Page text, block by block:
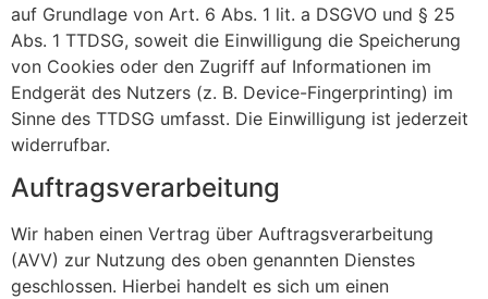
auf Grundlage von Art. 6 Abs. 1 lit. a DSGVO und § 25
Abs. 1 TTDSG, soweit die Einwilligung die Speicherung
von Cookies oder den Zugriff auf Informationen im
Endgerät des Nutzers (z. B. Device-Fingerprinting) im
Sinne des TTDSG umfasst. Die Einwilligung ist jederzeit
widerrufbar.
Auftragsverarbeitung
Wir haben einen Vertrag über Auftragsverarbeitung
(AVV) zur Nutzung des oben genannten Dienstes
geschlossen. Hierbei handelt es sich um einen